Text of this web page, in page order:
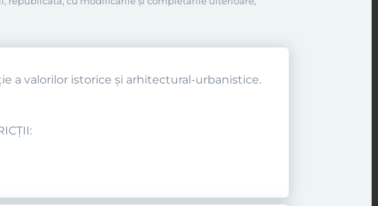
a valorilor istorice și arhitectural-urbanistice.